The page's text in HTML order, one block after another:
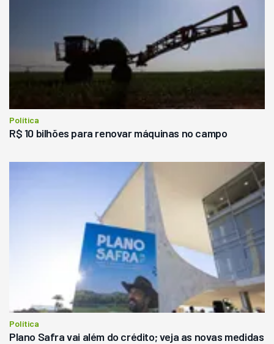
Política
R$ 10 bilhões para renovar máquinas no campo
Política
Plano Safra vai além do crédito; veja as novas medidas